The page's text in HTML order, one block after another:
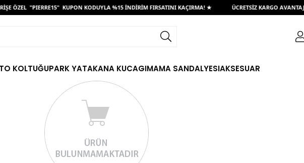
ÖZEL "PIERRE15" KUPON KODUYLA %15 İNDİRİM FIRSATINI KAÇIRMA! ★ ÜCRETSİZ KARGO AVANTAJI
KOLTUĞUPARK YATAKANA KUCAGIMAMA SANDALYESIAKSESUAR